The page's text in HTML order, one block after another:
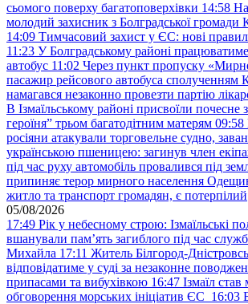
сьомого поверху багатоповерхівки 14:58
молодий захисник з Болградської
14:09 Тимчасовий захист у ЄС: нові
11:23 У Болградському районі
автобус 11:02 Через пункт пропуску
пасажир рейсового автобуса сполученням
намагався незаконно провезти партію
В Ізмаїльському районі присвоїли почесне
героїня” трьом багатодітним матерям 09:58
росіяни атакували торговельне судно,
українською пшеницею: загинув член
під час руху автомобіль провалився під
припиняє терор мирного населення
житло та транспорт громадян, є потерпілий
05/08/2026
17:49 Рік у небесному строю: Ізмаїльські
вшанували пам’ять загиблого під час
Михайла 17:11 Житель Білгород-
відповідатиме у суді за незаконне
припасами та вибухівкою 16:47 Ізмаїл
обговорення морських ініціатив ЄС 16:03